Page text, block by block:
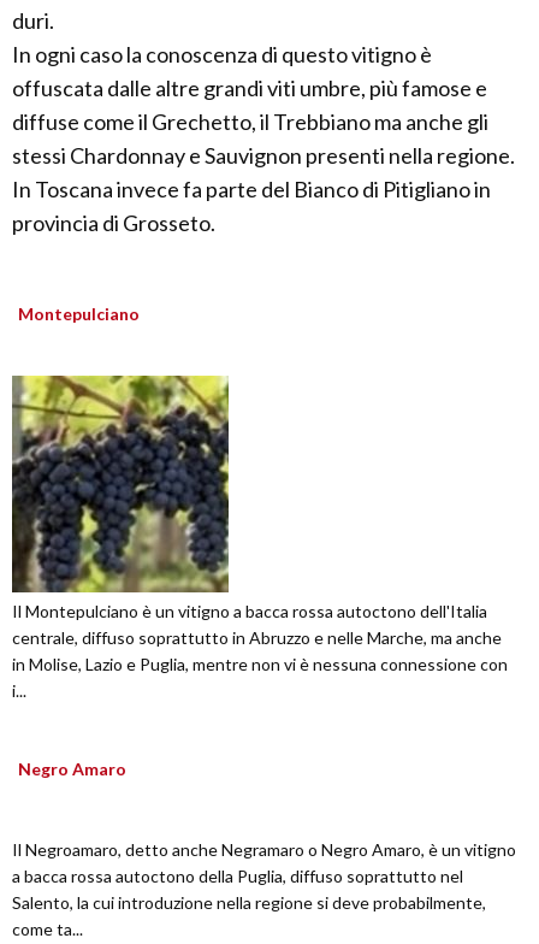
duri.
In ogni caso la conoscenza di questo vitigno è
offuscata dalle altre grandi viti umbre, più famose e
diffuse come il Grechetto, il Trebbiano ma anche gli
stessi Chardonnay e Sauvignon presenti nella regione.
In Toscana invece fa parte del Bianco di Pitigliano in
provincia di Grosseto.
Montepulciano
Il Montepulciano è un vitigno a bacca rossa autoctono dell'Italia
centrale, diffuso soprattutto in Abruzzo e nelle Marche, ma anche
in Molise, Lazio e Puglia, mentre non vi è nessuna connessione con
i...
Negro Amaro
Il Negroamaro, detto anche Negramaro o Negro Amaro, è un vitigno
a bacca rossa autoctono della Puglia, diffuso soprattutto nel
Salento, la cui introduzione nella regione si deve probabilmente,
come ta...